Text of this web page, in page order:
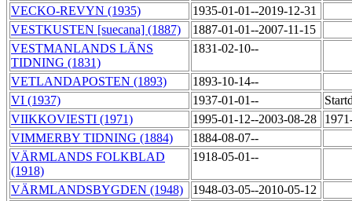
VECKO-REVYN (1935)
1935-01-01--2019-12-31
VESTKUSTEN [suecana] (1887)
1887-01-01--2007-11-15
VESTMANLANDS LÄNS
TIDNING (1831)
1831-02-10--
VETLANDAPOSTEN (1893)
1893-10-14--
VI (1937)
1937-01-01--
VIIKKOVIESTI (1971)
1995-01-12--2003-08-28
VIMMERBY TIDNING (1884)
1884-08-07--
VÄRMLANDS FOLKBLAD
(1918)
1918-05-01--
VÄRMLANDSBYGDEN (1948)
1948-03-05--2010-05-12